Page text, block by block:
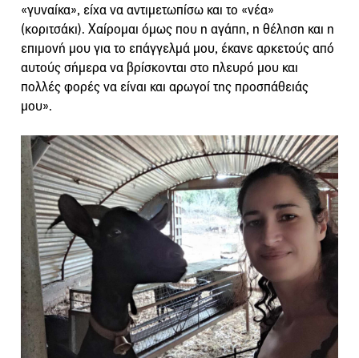
«γυναίκα», είχα να αντιμετωπίσω και το «νέα»
(κοριτσάκι). Χαίρομαι όμως που η αγάπη, η θέληση και η
επιμονή μου για το επάγγελμά μου, έκανε αρκετούς από
αυτούς σήμερα να βρίσκονται στο πλευρό μου και
πολλές φορές να είναι και αρωγοί της προσπάθειάς
μου».